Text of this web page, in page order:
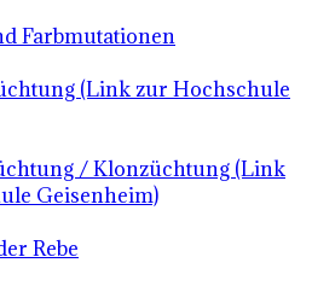
Farbmutationen
(Link zur Hochschule
/ Klonzüchtung (Link
Geisenheim)
Rebe